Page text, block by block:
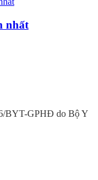
nhất
BYT-GPHĐ do Bộ Y